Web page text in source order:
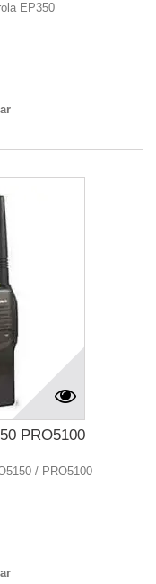
EP350
PRO5100
/ PRO5100